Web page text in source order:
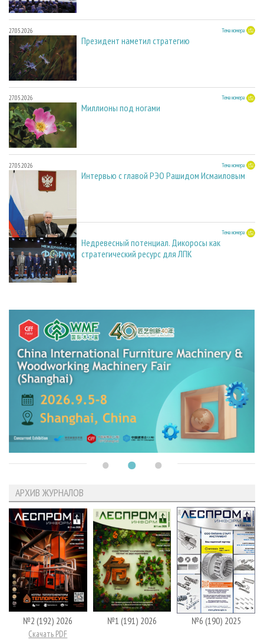
27.05.2026 Тема номера
Президент наметил стратегию
27.05.2026 Тема номера
Миллионы под ногами
27.05.2026 Тема номера
Интервью с главой РЭО Рашидом Исмаиловым
27.05.2026 Тема номера
Недревесный потенциал. Дикоросы как
стратегический ресурс для ЛПК
АРХИВ ЖУРНАЛОВ
№2 (192) 2026
Скачать PDF
№1 (191) 2026 №6 (190) 2025